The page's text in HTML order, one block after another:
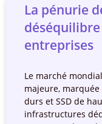
La pénurie
entreprises
Le marché
majeure,
durs et SSD de
infrastructures